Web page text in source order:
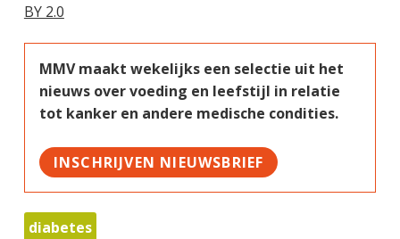
BY 2.0
MMV maakt wekelijks een selectie uit het
nieuws over voeding en leefstijl in relatie
tot kanker en andere medische condities.
INSCHRIJVEN NIEUWSBRIEF
diabetes